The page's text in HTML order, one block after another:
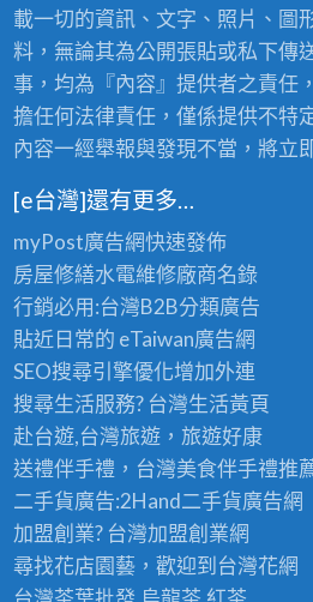
載一切的資訊、文字、照片、圖
料，無論其為公開張貼或私下傳
事，均為『內容』提供者之責任
擔任何法律責任，僅係提供不特
內容一經舉報與發現不當，將立
[e台灣]還有更多…
myPost廣告網快速發佈
房屋修繕水電維修廠商名錄
行銷必用:台灣B2B分類廣告
貼近日常的 eTaiwan廣告網
SEO搜尋引擎優化增加外連
搜尋生活服務? 台灣生活黃頁
赴台遊,台灣旅遊，旅遊好康
送禮伴手禮，台灣美食伴手禮推
二手貨廣告:2Hand二手貨廣告網
加盟創業? 台灣加盟創業網
尋找花店園藝，歡迎到 台灣花網